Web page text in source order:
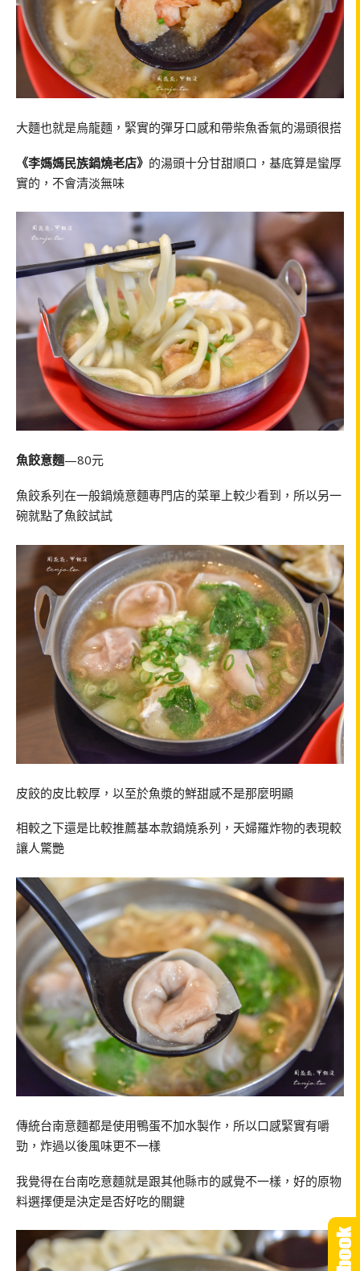
大麵也就是烏龍麵，緊實的彈牙口感和帶柴魚香氣的湯頭很搭
《李媽媽民族鍋燒老店》 的湯頭十分甘甜順口，基底算是蠻厚
實的，不會清淡無味
魚餃意麵—80元
魚餃系列在一般鍋燒意麵專門店的菜單上較少看到，所以另一
碗就點了魚餃試試
皮餃的皮比較厚，以至於魚漿的鮮甜感不是那麼明顯
相較之下還是比較推薦基本款鍋燒系列，天婦羅炸物的表現較
讓人驚艷
傳統台南意麵都是使用鴨蛋不加水製作，所以口感緊實有嚼
勁，炸過以後風味更不一樣
我覺得在台南吃意麵就是跟其他縣市的感覺不一樣，好的原物
料選擇便是決定是否好吃的關鍵